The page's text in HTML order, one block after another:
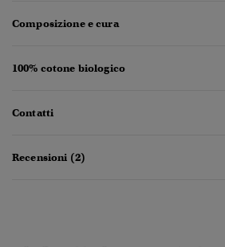
Composizione e cura
100% cotone biologico
Contatti
Recensioni (2)